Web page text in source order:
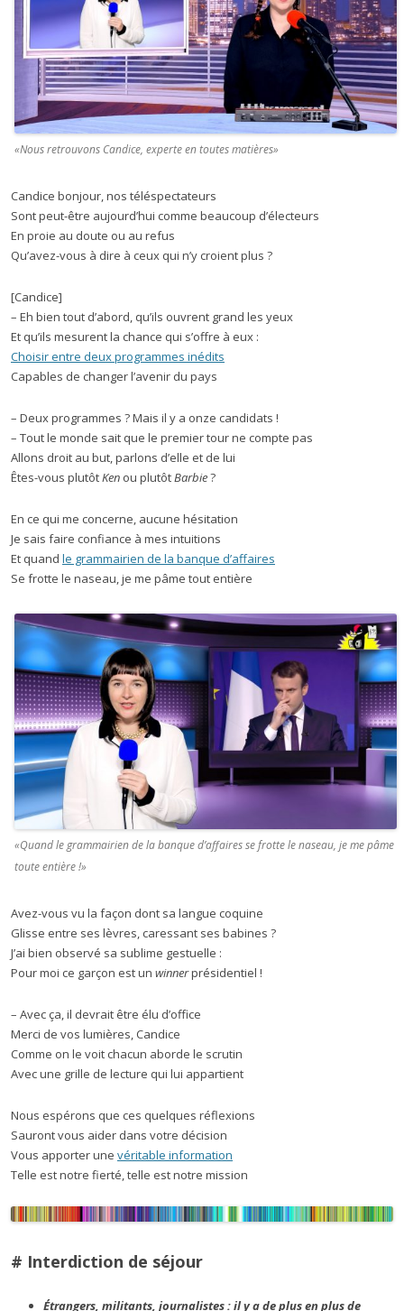
«Nous retrouvons Candice, experte en toutes matières»
Candice bonjour, nos téléspectateurs
Sont peut-être aujourd’hui comme beaucoup d’électeurs
En proie au doute ou au refus
Qu’avez-vous à dire à ceux qui n’y croient plus ?
[Candice]
– Eh bien tout d’abord, qu’ils ouvrent grand les yeux
Et qu’ils mesurent la chance qui s’offre à eux :
Choisir entre deux programmes inédits
Capables de changer l’avenir du pays
– Deux programmes ? Mais il y a onze candidats !
– Tout le monde sait que le premier tour ne compte pas
Allons droit au but, parlons d’elle et de lui
Êtes-vous plutôtKen ou plutôtBarbie?
En ce qui me concerne, aucune hésitation
Je sais faire confiance à mes intuitions
Et quand le grammairien de la banque d’affaires
Se frotte le naseau, je me pâme tout entière
«Quand le grammairien de la banque d’affaires se frotte le naseau, je me pâme
toute entière !»
Avez-vous vu la façon dont sa langue coquine
Glisse entre ses lèvres, caressant ses babines ?
J’ai bien observé sa sublime gestuelle :
Pour moi ce garçon est un winnerprésidentiel !
– Avec ça, il devrait être élu d’office
Merci de vos lumières, Candice
Comme on le voit chacun aborde le scrutin
Avec une grille de lecture qui lui appartient
Nous espérons que ces quelques réflexions
Sauront vous aider dans votre décision
Vous apporter une véritable information
Telle est notre fierté, telle est notre mission
# Interdiction de séjour
Étrangers, militants, journalistes : il y a de plus en plus de